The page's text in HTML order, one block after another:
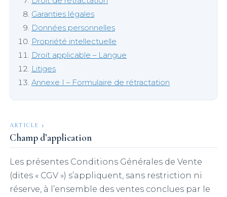
Garanties légales
Données personnelles
Propriété intellectuelle
Droit applicable – Langue
Litiges
Annexe I – Formulaire de rétractation
ARTICLE 1
Champ d’application
Les présentes Conditions Générales de Vente
(dites « CGV ») s’appliquent, sans restriction ni
réserve, à l’ensemble des ventes conclues par le